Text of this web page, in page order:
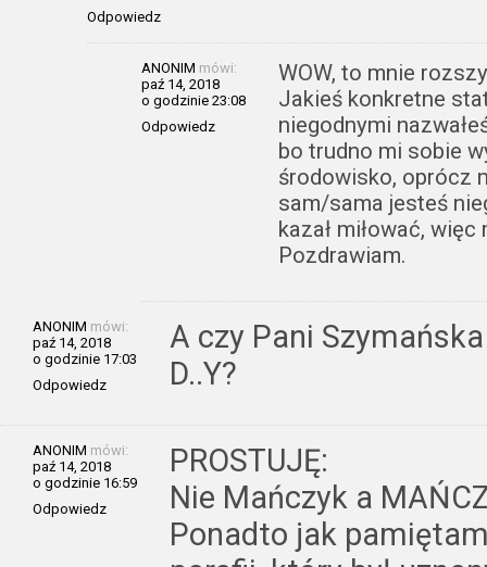
Odpowiedz
ANONIM mówi:
paź 14, 2018
o godzinie 23:08
Odpowiedz
WOW, to mnie
Jakieś konkretne
niegodnymi
bo trudno mi sobie
środowisko, oprócz
sam/sama jesteś
kazał miłować,
Pozdrawiam.
ANONIM mówi:
paź 14, 2018
o godzinie 17:03
Odpowiedz
A czy Pani
D..Y?
ANONIM mówi:
paź 14, 2018
o godzinie 16:59
Odpowiedz
PROSTUJĘ:
Nie Mańczyk a
Ponadto jak